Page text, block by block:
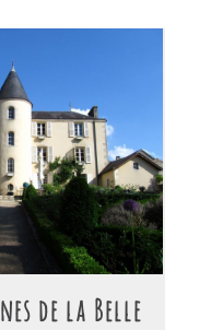
de la Belle